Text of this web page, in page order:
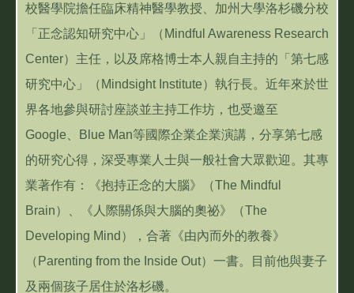
校醫學院擔任臨床精神醫學教授、加州大學洛杉磯分校
「正念認知研究中心」（Mindful Awareness Research
Center）主任，以及席格博士本人親自主持的「第七感
研究中心」（Mindsight Institute）執行長。近年來於世
界各地參與研討座談並主持工作坊，也受邀至
Google、Blue Man等國際企業企業演講，分享第七感
的研究心得，深受專業人士與一般社會大眾歡迎。其專
業著作有：《抱持正念的大腦》（The Mindful
Brain）、《人際關係與大腦的奧祕》（The
Developing Mind），合著《由內而外的教養》
（Parenting from the Inside Out）一書。目前他與妻子
及兩個孩子居住於洛杉磯。